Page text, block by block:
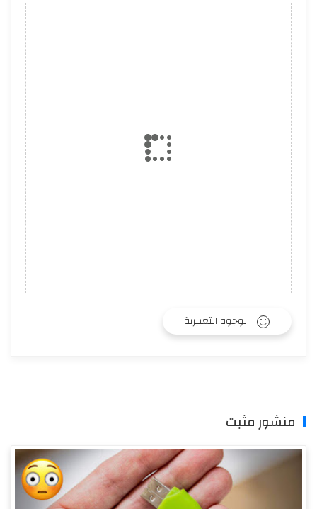
الوجوه التعبيرية
منشور مثبت